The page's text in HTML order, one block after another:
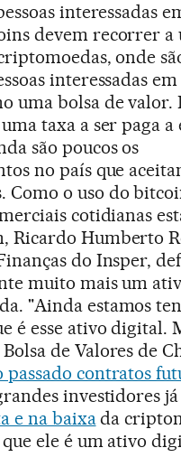
interessadas
devem recorrer a
onde
interessadas
uma bolsa de valor.
taxa a ser paga a
são poucos os
no país que
Como o uso do
cotidianas
Ricardo Humberto
do Insper,
muito mais um
"Ainda estamos
é esse ativo digital.
de Valores de
passado contratos
investidores
e na baixada
ele é um ativo